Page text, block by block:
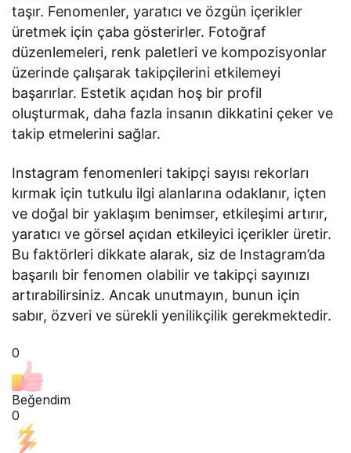
taşır. Fenomenler, yaratıcı ve özgün içerikler
üretmek için çaba gösterirler. Fotoğraf
düzenlemeleri, renk paletleri ve kompozisyonlar
üzerinde çalışarak takipçilerini etkilemeyi
başarırlar. Estetik açıdan hoş bir profil
oluşturmak, daha fazla insanın dikkatini çeker ve
takip etmelerini sağlar.
Instagram fenomenleri takipçi sayısı rekorları
kırmak için tutkulu ilgi alanlarına odaklanır, içten
ve doğal bir yaklaşım benimser, etkileşimi artırır,
yaratıcı ve görsel açıdan etkileyici içerikler üretir.
Bu faktörleri dikkate alarak, siz de Instagram’da
başarılı bir fenomen olabilir ve takipçi sayınızı
artırabilirsiniz. Ancak unutmayın, bunun için
sabır, özveri ve sürekli yenilikçilik gerekmektedir.
0
Beğendim
0